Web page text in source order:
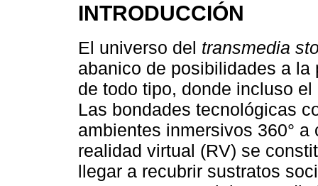
INTRODUCCIÓN
El universo del transmedia
abanico de posibilidades a
de todo tipo, donde incluso
Las bondades tecnológicas
ambientes inmersivos 360°
realidad virtual (RV) se
llegar a recubrir sustratos